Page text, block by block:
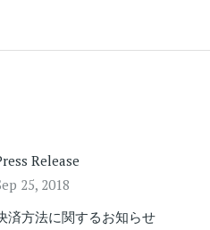
Release
25, 2018
済方法に関するお知らせ